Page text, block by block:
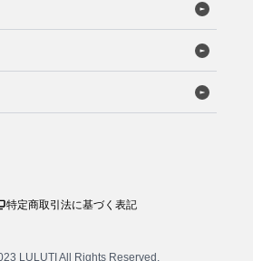
特定商取引法に基づく表記
LULUTI All Rights Reserved.